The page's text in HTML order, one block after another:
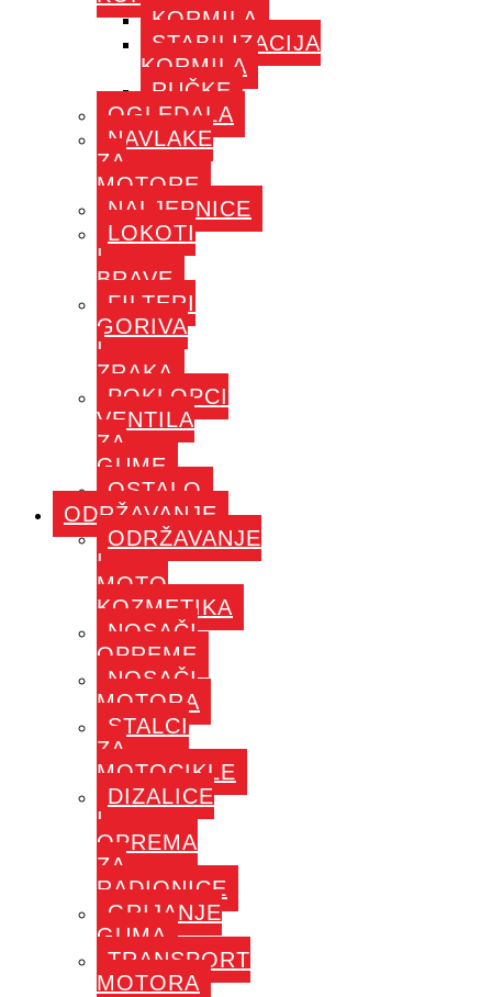
KORMILA
STABILIZACIJA
KORMILA
RUČKE
OGLEDALA
NAVLAKE
ZA
MOTORE
NALJEPNICE
LOKOTI
I
BRAVE
FILTERI
GORIVA
I
ZRAKA
POKLOPCI
VENTILA
ZA
GUME
OSTALO
ODRŽAVANJE
ODRŽAVANJE
I
MOTO
KOZMETIKA
NOSAČI
OPREME
NOSAČI
MOTORA
STALCI
ZA
MOTOCIKLE
DIZALICE
I
OPREMA
ZA
RADIONICE
GRIJANJE
GUMA
TRANSPORT
MOTORA